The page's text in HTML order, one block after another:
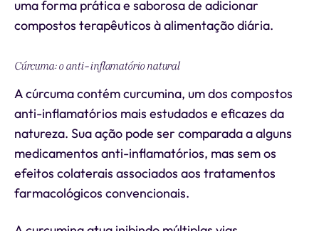
uma forma prática e saborosa de adicionar
compostos terapêuticos à alimentação diária.
Cúrcuma: o anti-inflamatório natural
A cúrcuma contém curcumina, um dos compostos
anti-inflamatórios mais estudados e eficazes da
natureza. Sua ação pode ser comparada a alguns
medicamentos anti-inflamatórios, mas sem os
efeitos colaterais associados aos tratamentos
farmacológicos convencionais.